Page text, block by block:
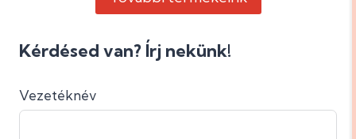
Kérdésed van? Írj nekünk!
Vezetéknév